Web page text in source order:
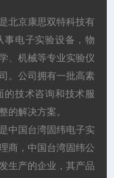
北京康思双特科技有
事电子实验设备，物
、机械等专业实验仪
。公司拥有一批高素
的技术咨询和技术服
的解决方案。
中国台湾固纬电子实
商，中国台湾固纬公
生产的企业，其产品